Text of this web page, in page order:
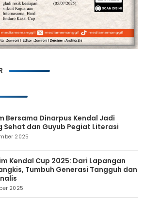
Bersama Dinarpus Kendal Jadi
Sehat dan Guyub Pegiat Literasi
2025
Kendal Cup 2025: Dari Lapangan
Tumbuh Generasi Tangguh dan
2025